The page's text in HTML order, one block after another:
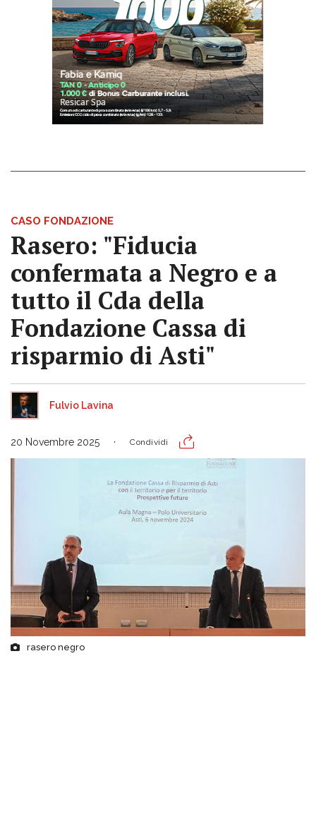
CASO FONDAZIONE
Rasero: "Fiducia
confermata a Negro e a
tutto il Cda della
Fondazione Cassa di
risparmio di Asti"
Fulvio Lavina
20 Novembre 2025 Condividi
rasero negro